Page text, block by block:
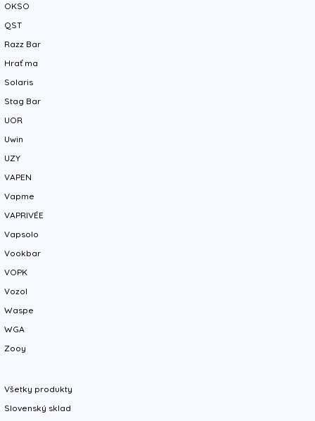
OKSO
QST
Razz Bar
Hrať ma
Solaris
Stag Bar
UOR
Uwin
UZY
VAPEN
Vapme
VAPRIVÉE
Vapsolo
Vookbar
VOPK
Vozol
Waspe
WGA
Zooy
Všetky produkty
Slovenský sklad